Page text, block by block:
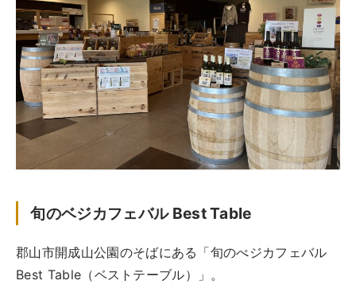
旬のベジカフェバル Best Table
郡山市開成山公園のそばにある「旬のべジカフェバル
Best Table（ベストテーブル）」。